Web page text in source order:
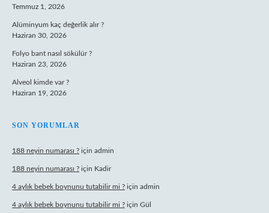
Temmuz 1, 2026
Alüminyum kaç değerlik alır ?
Haziran 30, 2026
Folyo bant nasıl sökülür ?
Haziran 23, 2026
Alveol kimde var ?
Haziran 19, 2026
SON YORUMLAR
188 neyin numarası ? için admin
188 neyin numarası ? için Kadir
4 aylık bebek boynunu tutabilir mi ? için admin
4 aylık bebek boynunu tutabilir mi ? için Gül